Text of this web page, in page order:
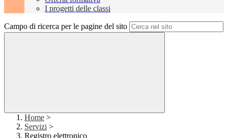
I progetti delle classi
Campo di ricerca per le pagine del sito
Home >
Servizi >
Registro elettronico